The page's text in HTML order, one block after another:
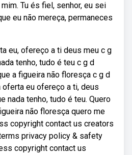
Tu és fiel, senhor, eu sei
eu não mereça, permaneces
eu, ofereço a ti deus meu c g
tenho, tudo é teu c g d
a figueira não floresça c g d
oferta eu ofereço a ti, deus
nada tenho, tudo é teu. Quero
não floresça quero me
copyright contact us creators
privacy policy & safety
copyright contact us